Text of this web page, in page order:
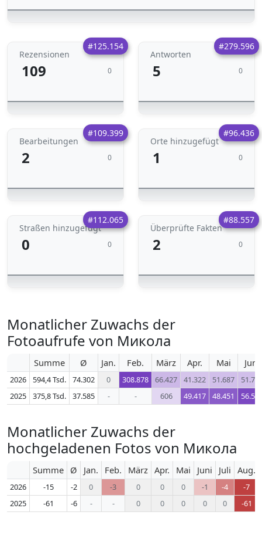
#125.154
Rezensionen
109 0
#279.596
Antworten
5 0
#109.399
Bearbeitungen
2 0
#96.436
Orte hinzugefügt
1 0
#112.065
Straßen hinzugefügt
0 0
#88.557
Überprüfte Fakten
2 0
Monatlicher Zuwachs der
Fotoaufrufe von Микола
Summe Ø Jan. Feb. März Apr. Mai Juni
2026 594,4 Tsd. 74.302 0 308.878 66.427 41.322 51.687
2025
375,8 Tsd. 37.585 - - 606 49.417 48.451
Monatlicher Zuwachs der
hochgeladenen Fotos von Микола
Summe Ø Jan. Feb. März Apr. Mai Juni Juli Aug.
2026 -15 -2 0 -3 0 0 0 -1 -4
-7
2025
-61 -6 - - 0 0 0 0 0 -61